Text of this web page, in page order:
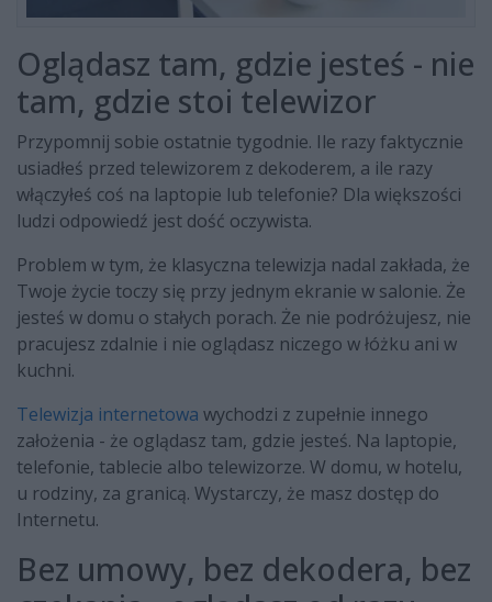
Oglądasz tam, gdzie jesteś - nie
tam, gdzie stoi telewizor
Przypomnij sobie ostatnie tygodnie. Ile razy faktycznie
usiadłeś przed telewizorem z dekoderem, a ile razy
włączyłeś coś na laptopie lub telefonie? Dla większości
ludzi odpowiedź jest dość oczywista.
Problem w tym, że klasyczna telewizja nadal zakłada, że
Twoje życie toczy się przy jednym ekranie w salonie. Że
jesteś w domu o stałych porach. Że nie podróżujesz, nie
pracujesz zdalnie i nie oglądasz niczego w łóżku ani w
kuchni.
Telewizja internetowa wychodzi z zupełnie innego
założenia - że oglądasz tam, gdzie jesteś. Na laptopie,
telefonie, tablecie albo telewizorze. W domu, w hotelu,
u rodziny, za granicą. Wystarczy, że masz dostęp do
Internetu.
Bez umowy, bez dekodera, bez